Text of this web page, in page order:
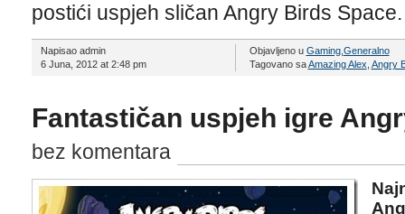
postići uspjeh sličan Angry Birds Space.
Napisao admin
6 Juna, 2012 at 2:48 pm
Objavljeno u Gaming, Generalno
Tagovano saAmazing Alex Angry
Fantastičan uspjeh igre
bez komentara